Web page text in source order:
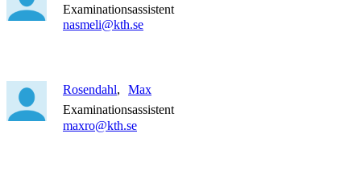
Examinationsassistent
nasmeli@kth.se
Rosendahl
Max
Examinationsassistent
maxro@kth.se